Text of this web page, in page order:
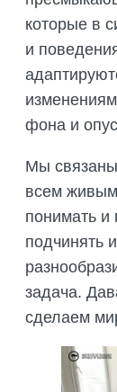
которые в
и
фона и
Мы связаны
всем
понимать и
подчинять
задача.
сделаем